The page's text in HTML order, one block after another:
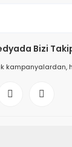
Bizi
kampanyalardan,